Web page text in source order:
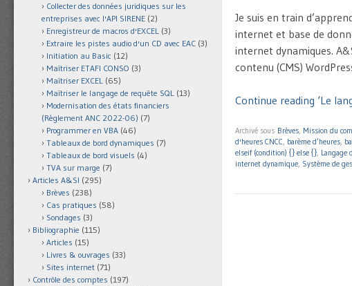
Je suis en train
internet et base de
internet dynamiques.
contenu (CMS)
Continue reading ‘Le
Archivé sous Brèves, Mission du
d'heures CNCC, barème d’heures,
elseif (condition) {} else {}, Langage
internet dynamique, Système de
Collecter des données juridiques sur les
entreprises avec l'API SIRENE (2)
Enregistreur de macros d'EXCEL (3)
Extraire les pistes audio d'un CD avec EAC (3)
Initiation au Basic (12)
Maîtriser ETAFI CONSO (3)
Maîtriser EXCEL (65)
Maîtriser le langage de requête SQL (13)
Modernisation des états financiers
(Règlement ANC 2022-06) (7)
Programmer en VBA (46)
Tableaux de bord dynamiques (7)
Tableaux de bord visuels (4)
TVA sur marge (7)
Articles A&SI (295)
Brèves (238)
Cas pratiques (58)
Sondages (3)
Bibliographie (115)
Articles (15)
Livres & ouvrages (33)
Sites internet (71)
Contrôle des comptes (197)